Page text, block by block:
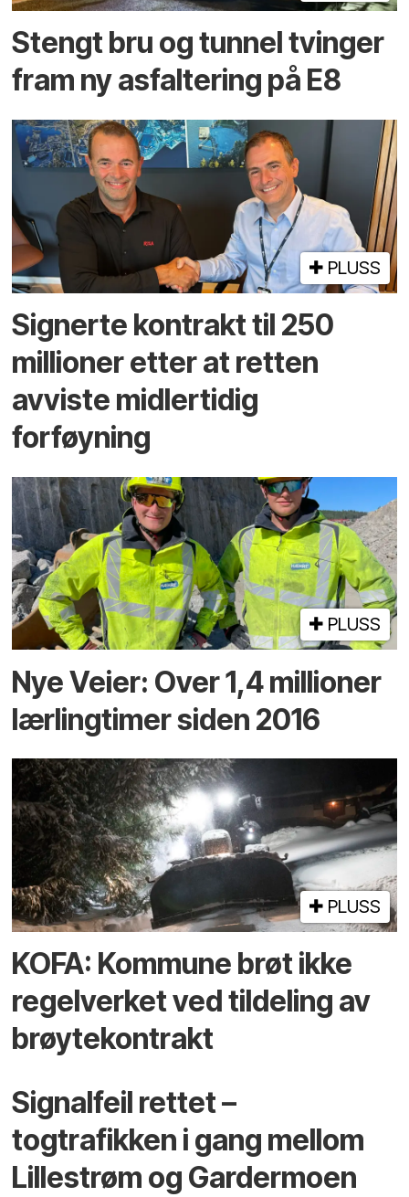
Stengt bru og tunnel tvinger
fram ny asfaltering på E8
PLUSS
Signerte kontrakt til 250
millioner etter at retten
avviste midlertidig
forføyning
PLUSS
Nye Veier: Over 1,4 millioner
lærlingtimer siden 2016
PLUSS
KOFA: Kommune brøt ikke
regelverket ved tildeling av
brøytekontrakt
Signalfeil rettet –
togtrafikken i gang mellom
Lillestrøm og Gardermoen